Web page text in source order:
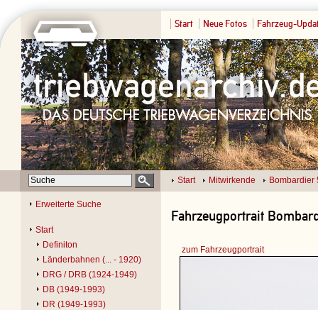
Start Neue Fotos Fahrzeug-
Start Mitwirkende Bombardier
Erweiterte Suche
Start
Definiton
Länderbahnen (... - 1920)
DRG / DRB (1924-1949)
DB (1949-1993)
DR (1949-1993)
Fahrzeugportrait
zum Fahrzeugportrait